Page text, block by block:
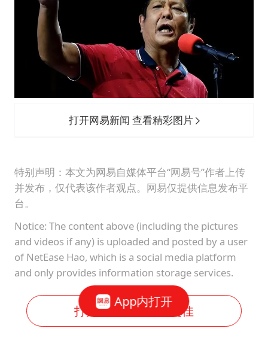
打开网易新闻 查看精彩图片
特别声明：本文为网易自媒体平台“网易号”作者上传
并发布，仅代表该作者观点。网易仅提供信息发布平
台。
Notice: The content above (including the pictures
and videos if any) is uploaded and posted by a user
of NetEase Hao, which is a social media platform
and only provides information storage services.
打开网易新闻体验更佳
App内打开